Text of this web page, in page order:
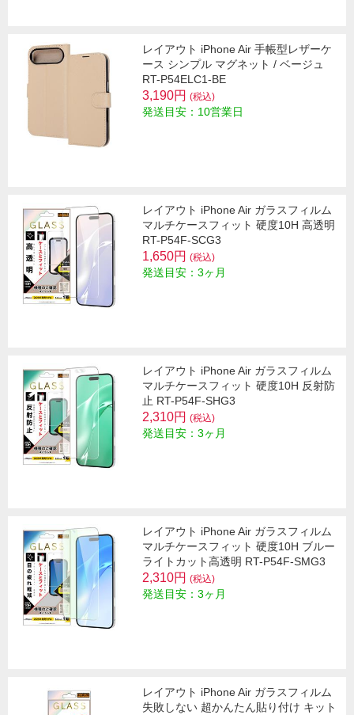
レイアウト iPhone Air 手帳型レザーケ
ース シンプル マグネット / ベージュ
RT-P54ELC1-BE
3,190円 (税込)
発送目安：10営業日
レイアウト iPhone Air ガラスフィルム
マルチケースフィット 硬度10H 高透明
RT-P54F-SCG3
1,650円 (税込)
発送目安：3ヶ月
レイアウト iPhone Air ガラスフィルム
マルチケースフィット 硬度10H 反射防
止 RT-P54F-SHG3
2,310円 (税込)
発送目安：3ヶ月
レイアウト iPhone Air ガラスフィルム
マルチケースフィット 硬度10H ブルー
ライトカット高透明 RT-P54F-SMG3
2,310円 (税込)
発送目安：3ヶ月
レイアウト iPhone Air ガラスフィルム
失敗しない 超かんたん貼り付け キット